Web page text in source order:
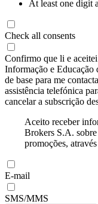
At least one digit
Check all consents
Confirmo que li e
Informação e
de base para me
assistência telefónica
cancelar a subscrição
Aceito receber
Brokers S.A.
promoções,
E-mail
SMS/MMS